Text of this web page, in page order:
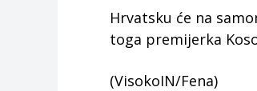
Hrvatsku će na
toga premijerka
(VisokoIN/Fena)